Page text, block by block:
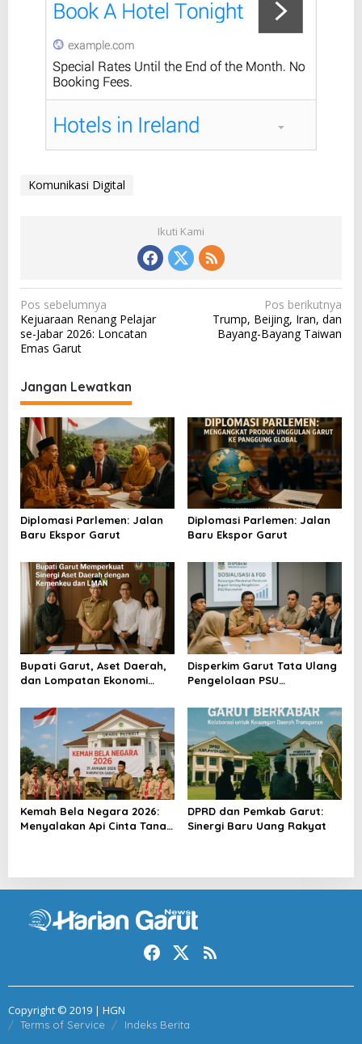
Komunikasi Digital
Ikuti Kami
N
a
v
g
a
s
i
p
o
s
Pos sebelumnya
Kejuaraan Renang Pelajar
se-Jabar 2026: Loncatan
Emas Garut
Pos berikutnya
Trump, Beijing, Iran, dan
Bayang-Bayang Taiwan
Jangan Lewatkan
Diplomasi Parlemen: Jalan
Baru Ekspor Garut
Diplomasi Parlemen: Jalan
Baru Ekspor Garut
Bupati Garut, Aset Daerah,
dan Lompatan Ekonomi
Disperkim Garut Tata Ulang
Pengelolaan PSU
Kemah Bela Negara 2026:
Menyalakan Api Cinta Tanah
DPRD dan Pemkab Garut:
Sinergi Baru Uang Rakyat
Copyright © 2019 | HGN
Terms of Service Indeks Berita